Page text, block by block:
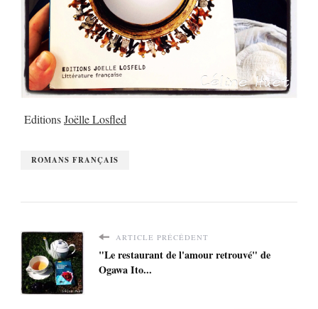
EditionsJoëlle Losfled
ROMANS FRANÇAIS
ARTICLE PRÉCÉDENT
"Le restaurant de l'amour retrouvé" de
Ogawa Ito...